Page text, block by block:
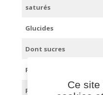
saturés
Glucides
Dont sucres
Fibres alimentaires
Protéines
Ce site